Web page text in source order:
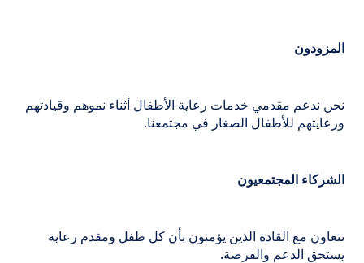
المزودون
نحن ندعم مقدمي خدمات رعاية الأطفال أثناء نموهم وقيادتهم
ورعايتهم للأطفال الصغار في مجتمعنا.
الشركاء المجتمعيون
نتعاون مع القادة الذين يؤمنون بأن كل طفل ومقدم رعاية
يستحق الدعم والفرصة.